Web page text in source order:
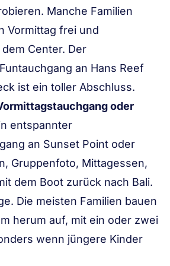
Manche Familien
Vormittag frei und
Center. Der
an Hans Reef
ist ein toller Abschluss.
oder
entspannter
an Sunset Point oder
Gruppenfoto, Mittagessen,
dem Boot zurück nach Bali.
Die meisten Familien bauen
herum auf, mit ein oder zwei
wenn jüngere Kinder